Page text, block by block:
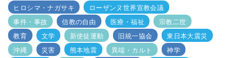
ヒロシマ・ナガサキ
ローザンヌ世界宣教会議
事件・事故
信教の自由 医療・福祉
宗教二世
教育
文学 新使徒運動 旧統一協会
東日本大震災
沖縄
災害 熊本地震 異端・カルト
神学